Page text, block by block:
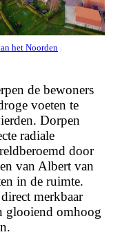
het Noorden
de bewoners
voeten te
Dorpen
radiale
door
van Albert van
in de ruimte.
merkbaar
glooiend omhoog